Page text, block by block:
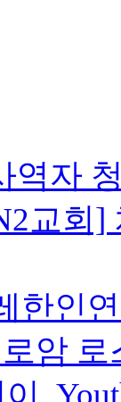
역자
교회]
한인
암 로
이,